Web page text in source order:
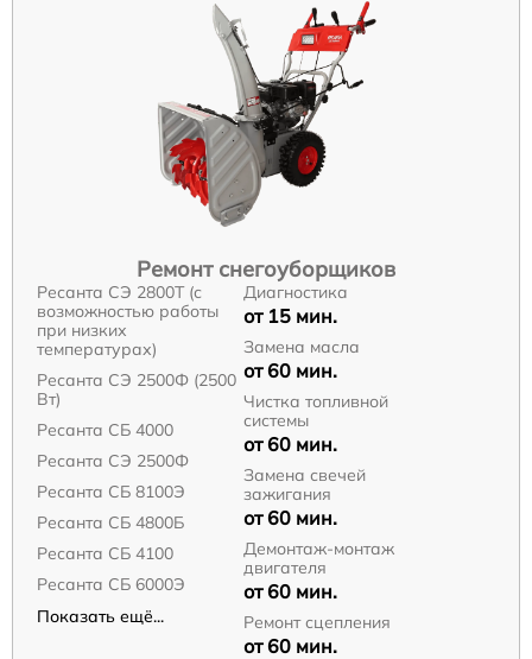
Ремонт снегоуборщиков
Ресанта СЭ 2800Т (с
возможностью работы
при низких
температурах)
Ресанта СЭ 2500Ф (2500
Вт)
Ресанта СБ 4000
Ресанта СЭ 2500Ф
Ресанта СБ 8100Э
Ресанта СБ 4800Б
Ресанта СБ 4100
Ресанта СБ 6000Э
Показать ещё...
Диагностика
от 15 мин.
Замена масла
от 60 мин.
Чистка топливной
системы
от 60 мин.
Замена свечей
зажигания
от 60 мин.
Демонтаж-монтаж
двигателя
от 60 мин.
Ремонт сцепления
от 60 мин.